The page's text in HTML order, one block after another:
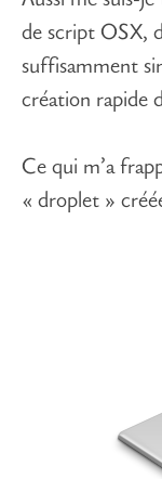
de script OSX,
suffisamment
création rapide
Ce qui m’a
« droplet »